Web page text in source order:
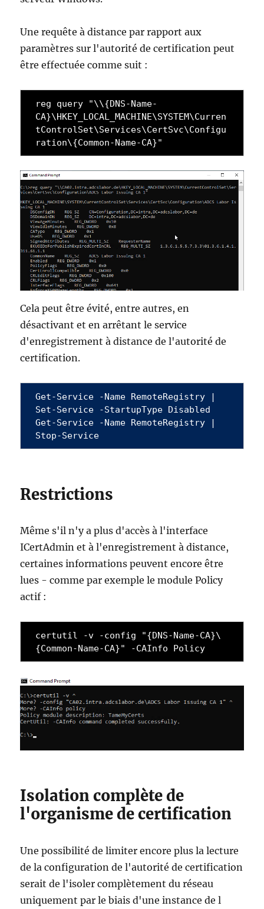
Une requête à distance par rapport aux
paramètres sur l'autorité de certification peut
être effectuée comme suit :
reg query "\\{DNS-Name-
CA}\HKEY_LOCAL_MACHINE\SYSTEM\Curren
tControlSet\Services\CertSvc\Configu
ration\{Common-Name-CA}"
Cela peut être évité, entre autres, en
désactivant et en arrêtant le service
d'enregistrement à distance de l'autorité de
certification.
Get-Service -Name RemoteRegistry |
Set-Service -StartupType Disabled
Get-Service -Name RemoteRegistry |
Stop-Service
Restrictions
Même s'il n'y a plus d'accès à l'interface
ICertAdmin et à l'enregistrement à distance,
certaines informations peuvent encore être
lues - comme par exemple le module Policy
actif :
certutil -v -config "{DNS-Name-CA}\
{Common-Name-CA}" -CAInfo Policy
Isolation complète de
l'organisme de certification
Une possibilité de limiter encore plus la lecture
de la configuration de l'autorité de certification
serait de l'isoler complètement du réseau
uniquement par le biais d'une instance de l